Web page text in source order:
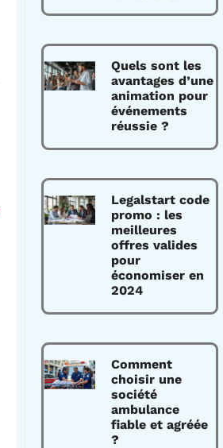
Quels sont les
avantages d’une
animation pour
événements
réussie ?
Legalstart code
promo : les
meilleures
offres valides
pour
économiser en
2024
Comment
choisir une
société
ambulance
fiable et agréée
?